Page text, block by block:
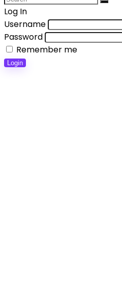
Log In
Username
Password
Remember me
Login